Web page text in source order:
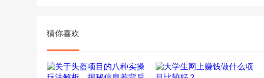
猜你喜欢